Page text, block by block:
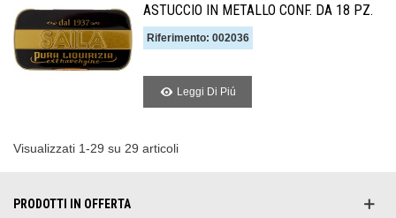
ASTUCCIO IN METALLO CONF. DA 18 PZ.
Riferimento: 002036
Leggi Di Piú
Visualizzati 1-29 su 29 articoli
PRODOTTI IN OFFERTA